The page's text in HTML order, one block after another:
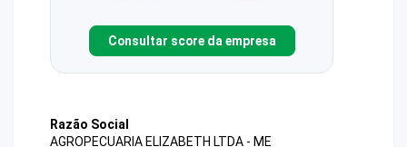
Consultar score da empresa
Razão Social
AGROPECUARIA ELIZABETH LTDA - ME